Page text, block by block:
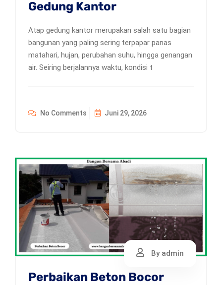
Gedung Kantor
Atap gedung kantor merupakan salah satu bagian
bangunan yang paling sering terpapar panas
matahari, hujan, perubahan suhu, hingga genangan
air. Seiring berjalannya waktu, kondisi t
No Comments Juni 29, 2026
By admin
Perbaikan Beton Bocor